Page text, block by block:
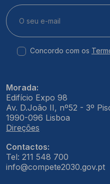
Concordo com os
Morada:
Edifício Expo 98
Av. D.João II, nº52 - 3º
1990-096 Lisboa
Direções
Contactos:
Tel: 211 548 700
info@compete2030.gov.pt